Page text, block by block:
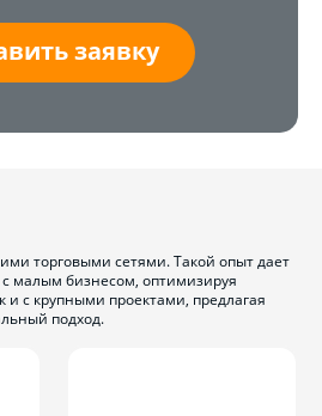
заявку
торговыми сетями. Такой опыт дает
с малым бизнесом, оптимизируя
и с крупными проектами, предлагая
подход.